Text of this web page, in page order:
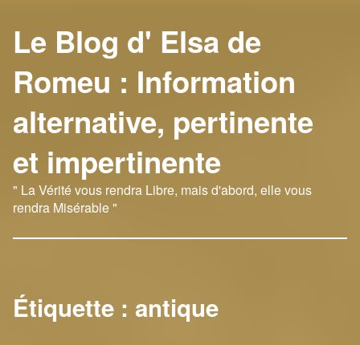
Le Blog d' Elsa de
Romeu : Information
alternative, pertinente
et impertinente
" La Vérité vous rendra Libre, mais d'abord, elle vous
rendra Misérable "
Étiquette : antique